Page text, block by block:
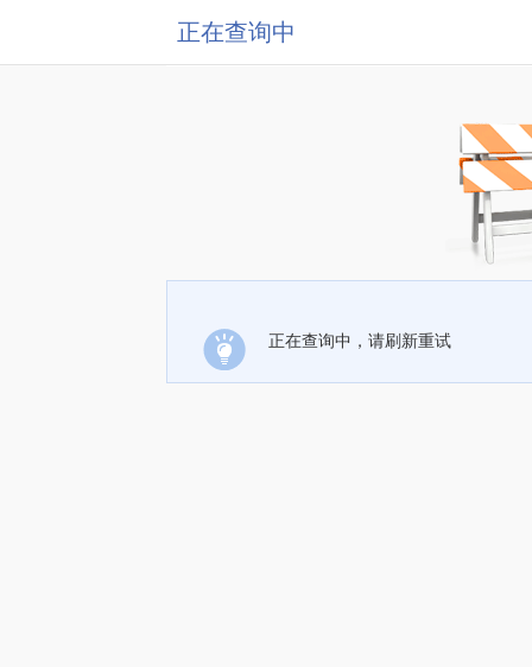
正在查询中
正在查询中，请刷新重试